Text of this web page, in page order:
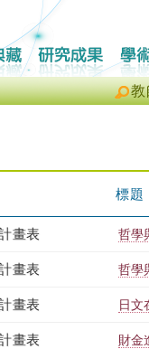
教
標題
畫表 哲學
畫表 哲學
畫表 日文
畫表 財金